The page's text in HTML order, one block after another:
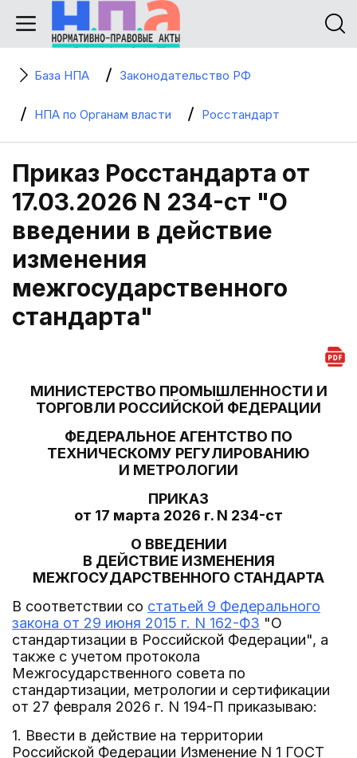
База НПА Законодательство РФ
НПА по Органам власти Росстандарт
Приказ Росстандарта от
17.03.2026 N 234-ст "О
введении в действие
изменения
межгосударственного
стандарта"
МИНИСТЕРСТВО ПРОМЫШЛЕННОСТИ И
ТОРГОВЛИ РОССИЙСКОЙ ФЕДЕРАЦИИ
ФЕДЕРАЛЬНОЕ АГЕНТСТВО ПО
ТЕХНИЧЕСКОМУ РЕГУЛИРОВАНИЮ
И МЕТРОЛОГИИ
ПРИКАЗ
от 17 марта 2026 г. N 234-ст
О ВВЕДЕНИИ
В ДЕЙСТВИЕ ИЗМЕНЕНИЯ
МЕЖГОСУДАРСТВЕННОГО СТАНДАРТА
В соответствии со статьей 9 Федерального
закона от 29 июня 2015 г. N 162-ФЗ "О
стандартизации в Российской Федерации", а
также с учетом протокола
Межгосударственного совета по
стандартизации, метрологии и сертификации
от 27 февраля 2026 г. N 194-П приказываю:
1. Ввести в действие на территории
Российской Федерации Изменение N 1 ГОСТ